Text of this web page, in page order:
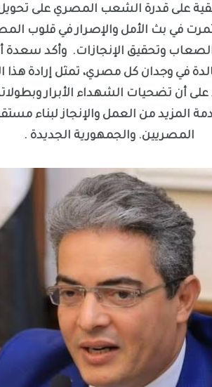
على قدرة الشعب المصري على تحويل
في بث الأمل والإصرار في قلوب
وتحقيق الإنجازات. وأكد سعدة
في وجدان كل مصري، تمثل إرادة
أن تضحيات الشهداء الأبرار
المزيد من العمل والإنجاز لبناء
المصريين. والجمهورية الجديدة .